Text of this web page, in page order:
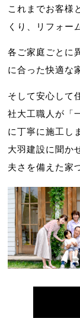
これまでお客様
くり、リフォー
各ご家庭ごとに
に合った快適な
そして安心して
社大工職人が「
に丁寧に施工し
大羽建設に聞か
夫さを備えた家